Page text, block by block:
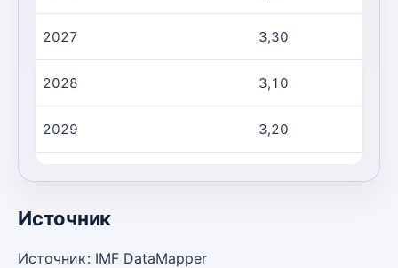
2027 3,30
2028 3,10
2029 3,20
Источник
Источник: IMF DataMapper